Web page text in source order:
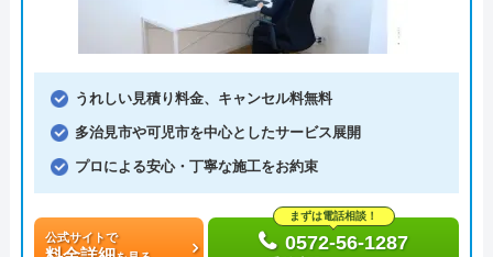
うれしい見積り料金、キャンセル料無料
多治見市や可児市を中心としたサービス展開
プロによる安心・丁寧な施工をお約束
公式サイトで
まずは電話相談！
0572-56-1287